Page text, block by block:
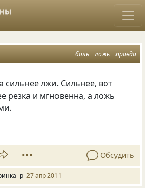
боль ложь правда
сильнее лжи. Сильнее, вот
резка и мгновенна, а ложь
Обсудить
-р 27 апр 2011